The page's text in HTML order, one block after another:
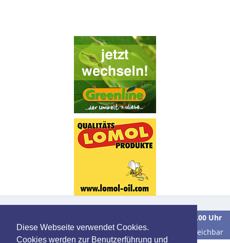
Diese Webseite verwendet Cookies.
Cookies werden zur Benutzerführung und
9.00 bis 16.00 Uhr
unter der Telefonnummer0 39 28 / 70 37 90 für Sie erreichbar